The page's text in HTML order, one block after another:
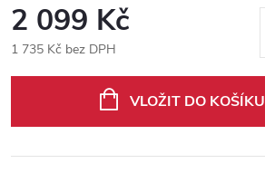
2 099 Kč
1 735 Kč bez DPH
VLOŽIT DO KOŠÍKU